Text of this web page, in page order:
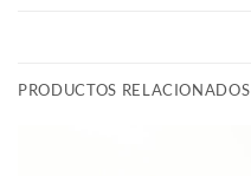
PRODUCTOS RELACIONADOS